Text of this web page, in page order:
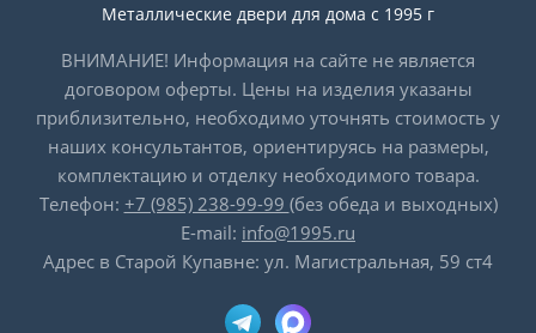
Металлические двери для дома с 1995 г
ВНИМАНИЕ! Информация на сайте не является
договором оферты. Цены на изделия указаны
приблизительно, необходимо уточнять стоимость у
наших консультантов, ориентируясь на размеры,
комплектацию и отделку необходимого товара.
Телефон: +7 (985) 238-99-99 (без обеда и выходных)
E-mail: info@1995.ru
Адрес в Старой Купавне: ул. Магистральная, 59 ст4